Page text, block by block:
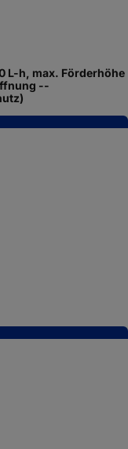
L-h, max. Förderhöhe
--